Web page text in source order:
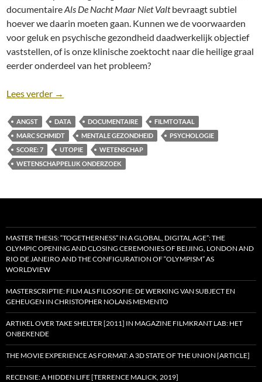
documentaireAls De Nacht Maar Niet Valtbevraagt subtiel
hoever we daarin moeten gaan. Kunnen we de voorwaarden
voor geluk en psychische gezondheid daadwerkelijk objectief
vaststellen, of is onze klinische zoektocht naar die heilige graal
eerder onderdeel van het probleem?
Lees verder Recensie: Als De Nacht Maar Niet Valt [Marc
→
ANGST DATA DOCUMENTAIRE
FILMTOTAAL
MARC SCHMIDT
MENTALE GEZONDHEID
PSYCHOLOGIE
SCORE: 7
UTOPIE
WETENSCHAP
WETENSCHAPPELIJK ONDERZOEK
MASTER THESIS: “TOGETHERNESS” IN A GLOBAL, DIGITAL AGE”: THE
OLYMPIC OPENING AND CLOSING CEREMONIES OF BEIJING, LONDON AND
RIO DE JANEIRO AND THE CONFIGURATION OF “OLYMPISM” AS
WORLDVIEW
MASTERSCRIPTIE: FILM ALS FILOSOFIE: DE WERKING VAN SUBJECT EN
GEHEUGEN IN CHRISTOPHER NOLANS MEMENTO
ARTIKEL OVER TAKE SHELTER [2011] IN MAGAZINE FILMKRANT LAB: HET
ONBEKENDE
THE MOVIE EXPERIENCE AS FORMAT: A 3D STATE OF THE UNION [ARTICLE]
RECENSIE: A HIDDEN LIFE [TERRENCE MALICK, 2019]